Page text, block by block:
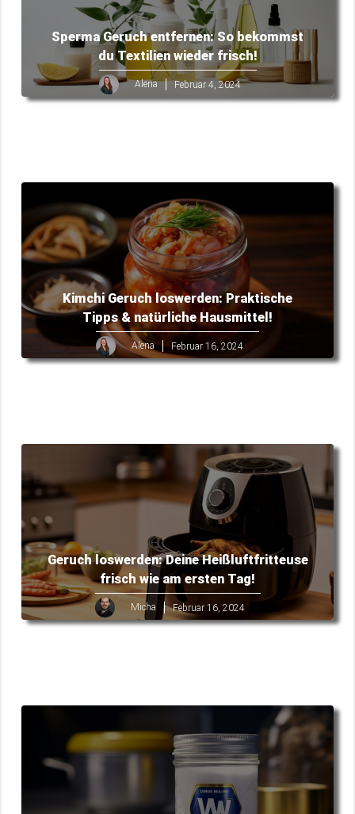
Sperma Geruch entfernen: So bekommst
du Textilien wieder frisch!
Alena Februar 4, 2024
Kimchi Geruch loswerden: Praktische
Tipps & natürliche Hausmittel!
Alena Februar 16, 2024
Geruch loswerden: Deine Heißluftfritteuse
frisch wie am ersten Tag!
Micha Februar 16, 2024